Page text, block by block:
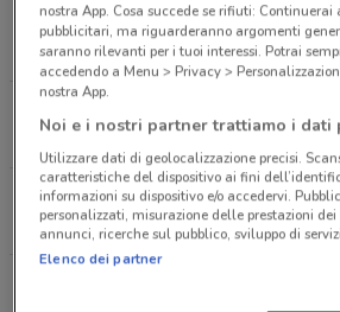
Via Degli Aceri, 19 Sambuco
6.1 km
6.3 km
Via Mediana, 84 Aprilia
8.4 km
nostra App. Cosa succede se rifiuti:
pubblicitari, ma riguarderanno argomenti
saranno rilevanti per i tuoi interessi. Potrai
accedendo a Menu > Privacy >
nostra App.
Noi e i nostri partner trattiamo i dati
Utilizzare dati di geolocalizzazione precisi.
caratteristiche del dispositivo ai fini
informazioni su dispositivo e/o accedervi.
personalizzati, misurazione delle prestazioni
annunci, ricerche sul pubblico, sviluppo di
Elenco dei partner